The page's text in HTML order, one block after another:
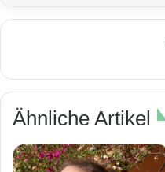
Ähnliche Artikel